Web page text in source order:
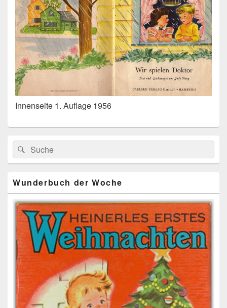
Innenseite 1. Auflage 1956
Primärer
Seitenleisten
Widget-
Bereich
Search
for:
Suche
Wunderbuch der Woche